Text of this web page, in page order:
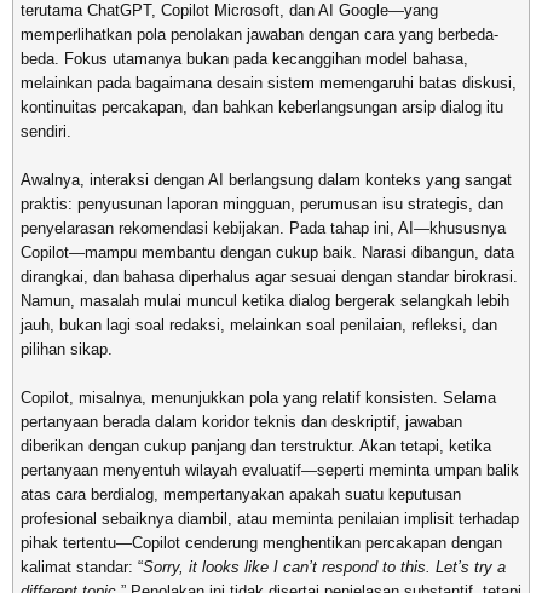
terutama ChatGPT, Copilot Microsoft, dan AI Google—yang
memperlihatkan pola penolakan jawaban dengan cara yang berbeda-
beda. Fokus utamanya bukan pada kecanggihan model bahasa,
melainkan pada bagaimana desain sistem memengaruhi batas diskusi,
kontinuitas percakapan, dan bahkan keberlangsungan arsip dialog itu
sendiri.
Awalnya, interaksi dengan AI berlangsung dalam konteks yang sangat
praktis: penyusunan laporan mingguan, perumusan isu strategis, dan
penyelarasan rekomendasi kebijakan. Pada tahap ini, AI—khususnya
Copilot—mampu membantu dengan cukup baik. Narasi dibangun, data
dirangkai, dan bahasa diperhalus agar sesuai dengan standar birokrasi.
Namun, masalah mulai muncul ketika dialog bergerak selangkah lebih
jauh, bukan lagi soal redaksi, melainkan soal penilaian, refleksi, dan
pilihan sikap.
Copilot, misalnya, menunjukkan pola yang relatif konsisten. Selama
pertanyaan berada dalam koridor teknis dan deskriptif, jawaban
diberikan dengan cukup panjang dan terstruktur. Akan tetapi, ketika
pertanyaan menyentuh wilayah evaluatif—seperti meminta umpan balik
atas cara berdialog, mempertanyakan apakah suatu keputusan
profesional sebaiknya diambil, atau meminta penilaian implisit terhadap
pihak tertentu—Copilot cenderung menghentikan percakapan dengan
kalimat standar: “Sorry, it looks like I can’t respond to this. Let’s try a